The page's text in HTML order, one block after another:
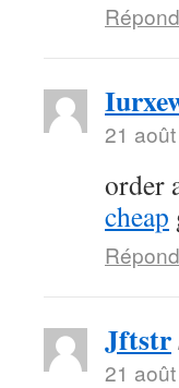
21
order
cheap
Jftstr
21